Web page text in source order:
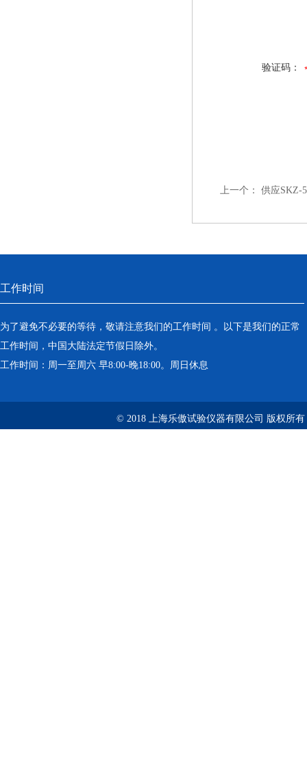
验证码：
上一个： 供应SKZ-
工作时间
为了避免不必要的等待，敬请注意我们的工作时间 。以下是我们的正常
工作时间，中国大陆法定节假日除外。
工作时间：周一至周六 早8:00-晚18:00。周日休息
© 2018 上海乐傲试验仪器有限公司 版权所